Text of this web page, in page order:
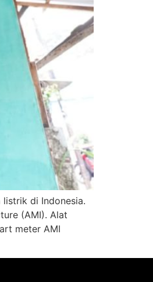
di Indonesia.
(AMI). Alat
meter AMI